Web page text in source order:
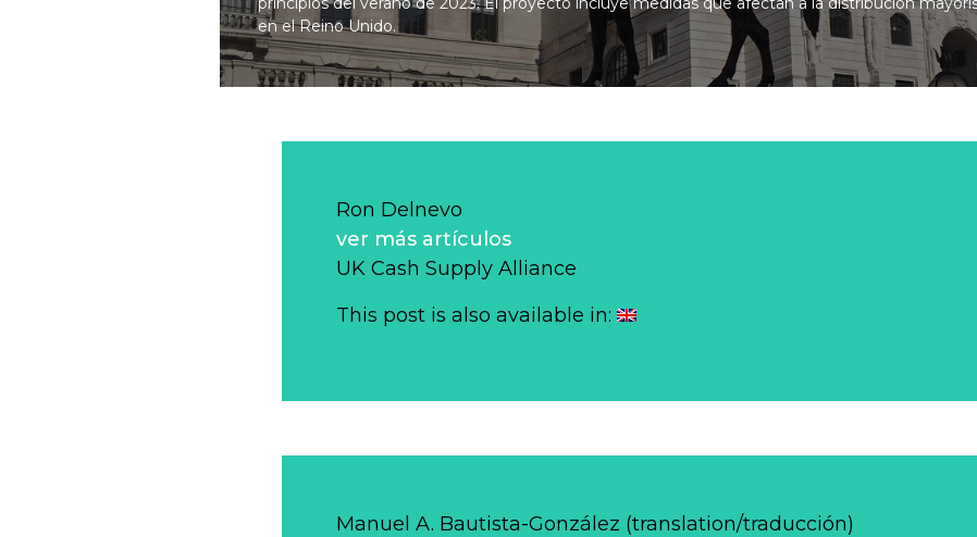
en el Reino Unido.
Ron Delnevo
ver más artículos
UK Cash Supply Alliance
This post is also available in:
Manuel A. Bautista-González (translation/traducción)